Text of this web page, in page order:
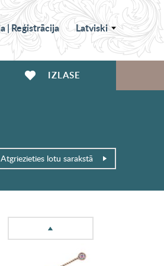
|Reģistrācija Latviski
IZLASE
Atgriezieties lotu sarakstā